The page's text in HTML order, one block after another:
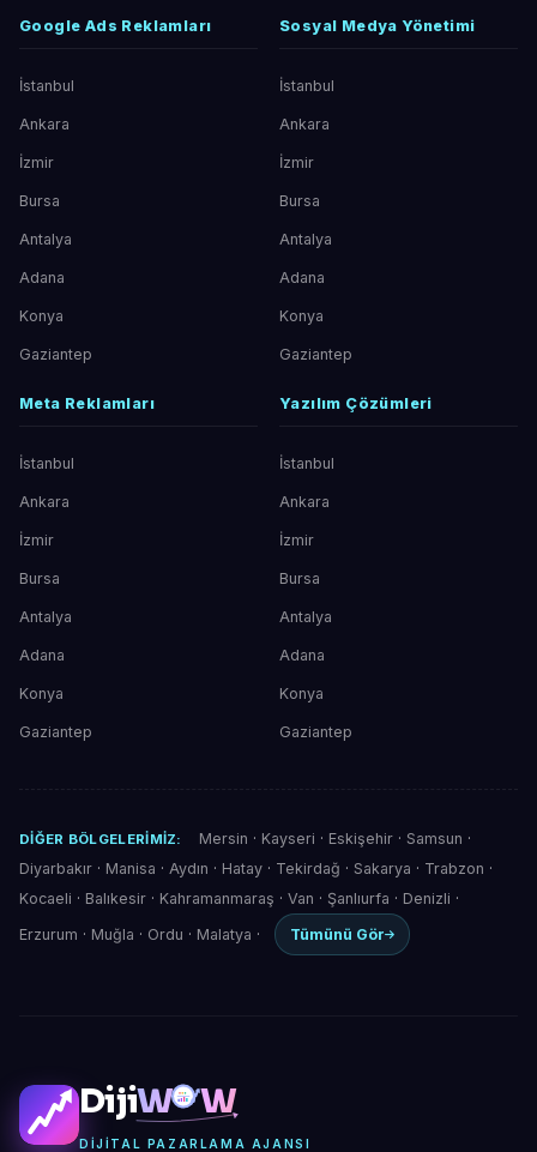
Google Ads Reklamları
İstanbul
Ankara
İzmir
Bursa
Antalya
Adana
Konya
Gaziantep
Sosyal Medya Yönetimi
İstanbul
Ankara
İzmir
Bursa
Antalya
Adana
Konya
Gaziantep
Meta Reklamları
İstanbul
Ankara
İzmir
Bursa
Antalya
Adana
Konya
Gaziantep
Yazılım Çözümleri
İstanbul
Ankara
İzmir
Bursa
Antalya
Adana
Konya
Gaziantep
DIĞER BÖLGELERIMIZ: Mersin · Kayseri · Eskişehir· Samsun ·
Diyarbakır · Manisa · Aydın · Hatay · Tekirdağ · Sakarya · Trabzon ·
Kocaeli · Balıkesir · Kahramanmaraş · Van · Şanlıurfa · Denizli ·
Erzurum · Muğla · Ordu · Malatya · Tümünü Gör
DijiW W
DIJITAL PAZARLAMA AJANSI